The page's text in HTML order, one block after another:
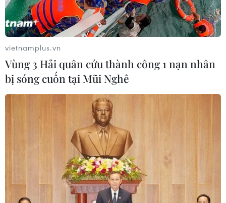
Việc Hà Nội được đăng cai tổ chức Kỳ thi Olympic Toán
và Khoa học quốc tế - IMSO 2019, từ ngày 27-30/11, đã
một lần nữa khẳng định vị thế của Việt Nam qua các kỳ
thi trên trường quốc tế.
vietnamplus.vn
Vùng 3 Hải quân cứu thành công 1 nạn nhân
bị sóng cuốn tại Mũi Nghê